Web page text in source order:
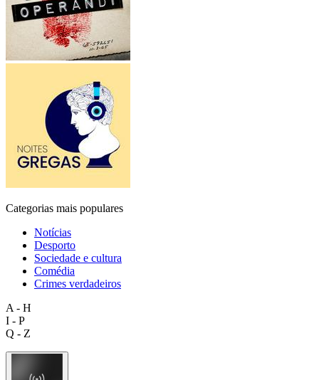
Categorias mais populares
Notícias
Desporto
Sociedade e cultura
Comédia
Crimes verdadeiros
A - H
I - P
Q - Z